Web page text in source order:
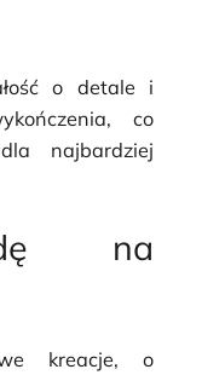
o detale i
co
najbardziej
na
kreacje, o